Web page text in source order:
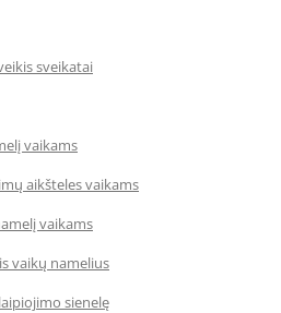
sveikatai
vaikams
aikšteles vaikams
vaikams
vaikų namelius
sienelę